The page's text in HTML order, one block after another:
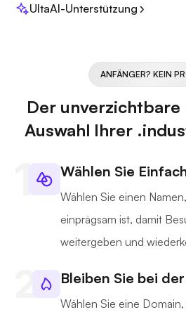
UltaAI-Unterstützung
ANFÄNGER? KEIN
Der unverzichtbare
Auswahl Ihrer
Wählen Sie
Wählen Sie einen
einprägsam ist, damit
weitergeben und
Bleiben Sie bei
Wählen Sie eine